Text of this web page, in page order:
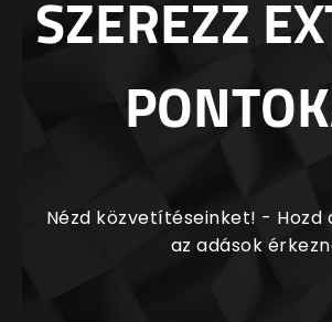
SZEREZZ
Nézd közvetítéseinket! - Hozd
az adások